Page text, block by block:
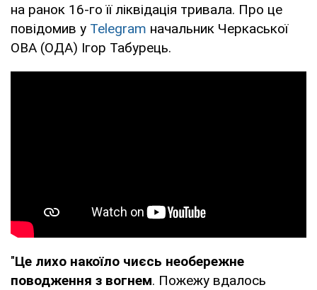
на ранок 16-го її ліквідація тривала. Про це
повідомив у Telegram начальник Черкаської
ОВА (ОДА) Ігор Табурець.
"Це лихо накоїло чиєсь необережне
поводження з вогнем. Пожежу вдалось